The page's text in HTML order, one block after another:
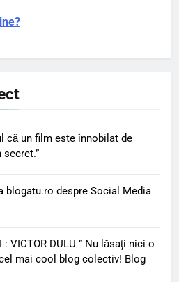
că un film este înnobilat de
blogatu.ro despre Social Media
: VICTOR DULU ” Nu lăsaţi nici o
mai cool blog colectiv! Blog